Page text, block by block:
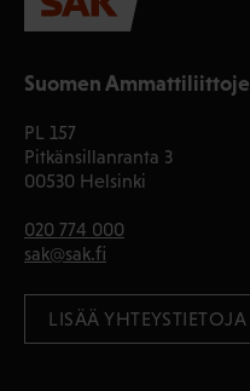
Suomen
PL 157
Pitkänsillanranta 3
00530 Helsinki
020 774 000
sak@sak.fi
LISÄÄ YHTEYSTIETOJA